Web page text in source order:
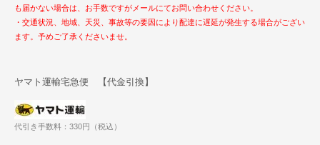
も届かない場合は、お手数ですがメールにてお問い合わせください。
・交通状況、地域、天災、事故等の要因により配達に遅延が発生する場合がござい
ます。予めご了承くださいませ。
ヤマト運輸宅急便 【代金引換】
代引き手数料：330円（税込）